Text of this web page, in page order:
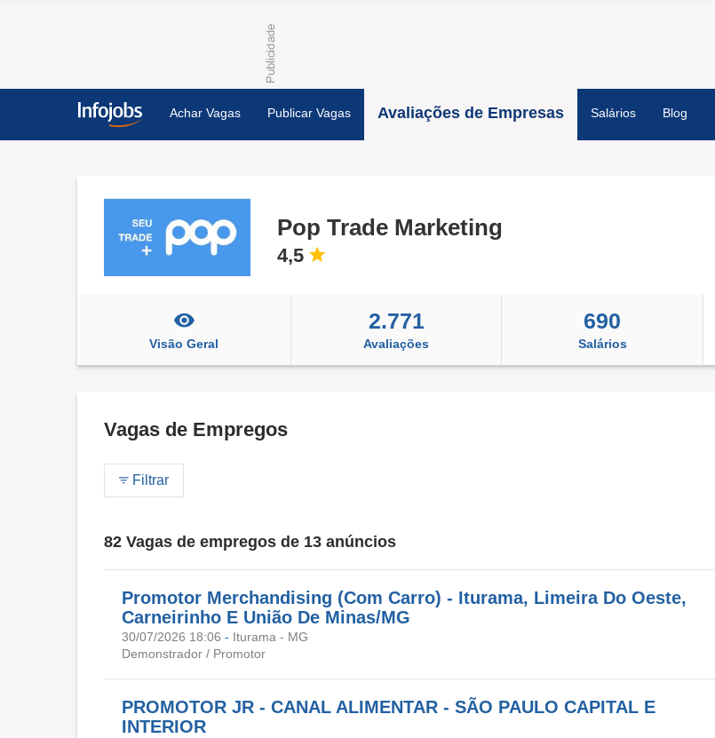
Achar Vagas Publicar Vagas Avaliações de Empresas Salários Blog
Pop Trade Marketing
4,5
Visão Geral
2.771
Avaliações
690
Salários
Vagas de Empregos
Filtrar
82 Vagas de empregos de 13 anúncios
Promotor Merchandising (Com Carro) - Iturama, Limeira Do Oeste,
Carneirinho E União De Minas/MG
30/07/2026 18:06 - Iturama - MG
Demonstrador / Promotor
PROMOTOR JR - CANAL ALIMENTAR - SÃO PAULO CAPITAL E
INTERIOR